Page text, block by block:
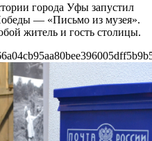
города Уфы запустил
— «Письмо из музея».
житель и гость столицы.